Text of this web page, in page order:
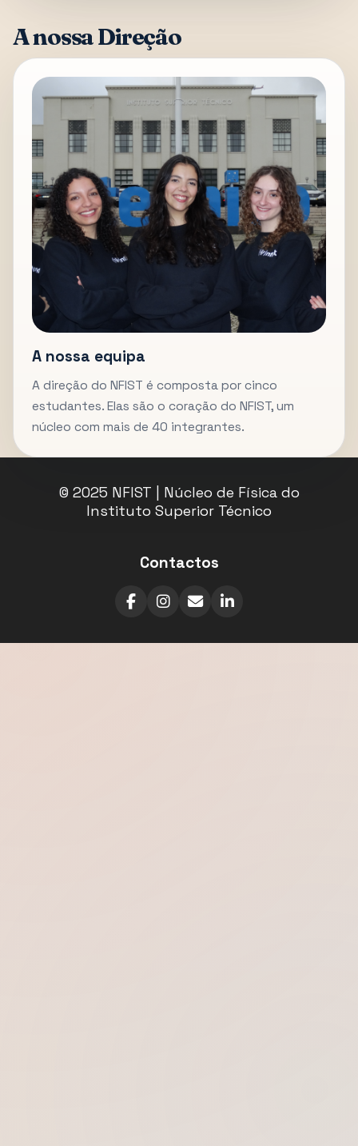
A nossa Direção
A nossa equipa
A direção do NFIST é composta por cinco
estudantes. Elas são o coração do NFIST, um
núcleo com mais de 40 integrantes.
© 2025 NFIST | Núcleo de Física do
Instituto Superior Técnico
Contactos